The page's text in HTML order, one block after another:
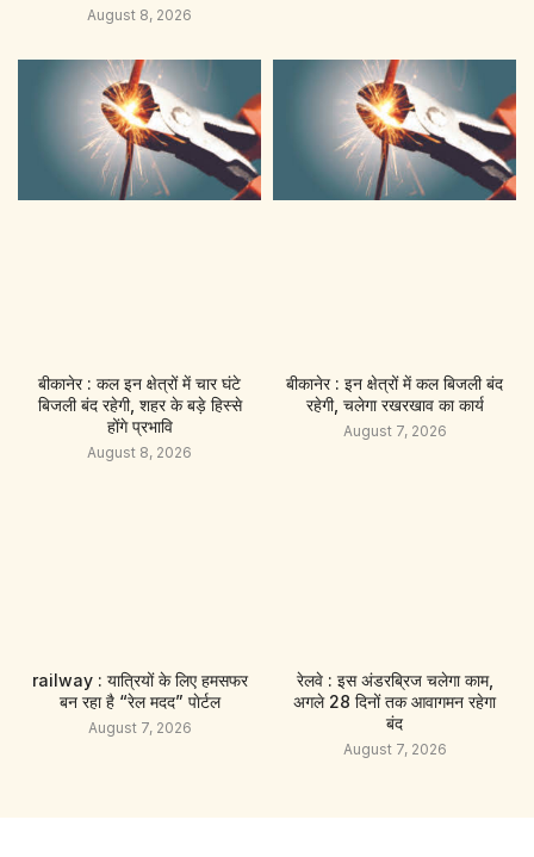
August 8, 2026
बीकानेर : कल इन क्षेत्रों में चार घंटे
बिजली बंद रहेगी, शहर के बड़े हिस्से
होंगे प्रभावि
August 8, 2026
बीकानेर : इन क्षेत्रों में कल बिजली बंद
रहेगी, चलेगा रखरखाव का कार्य
August 7, 2026
railway : यात्रियों के लिए हमसफर
बन रहा है “रेल मदद” पाेर्टल
August 7, 2026
रेलवे : इस अंडरब्रिज चलेगा काम,
अगले 28 दिनों तक आवागमन रहेगा
बंद
August 7, 2026